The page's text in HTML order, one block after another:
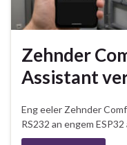
Zehnder
Assistant
Eng eeler Zehnder
RS232 an engem